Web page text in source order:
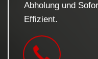
Abholung und
Effizient.